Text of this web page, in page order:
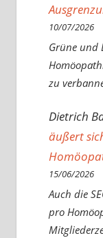
10/07/2026
Grüne und
zu
Dietrich
äußert
15/06/2026
Auch die
pro